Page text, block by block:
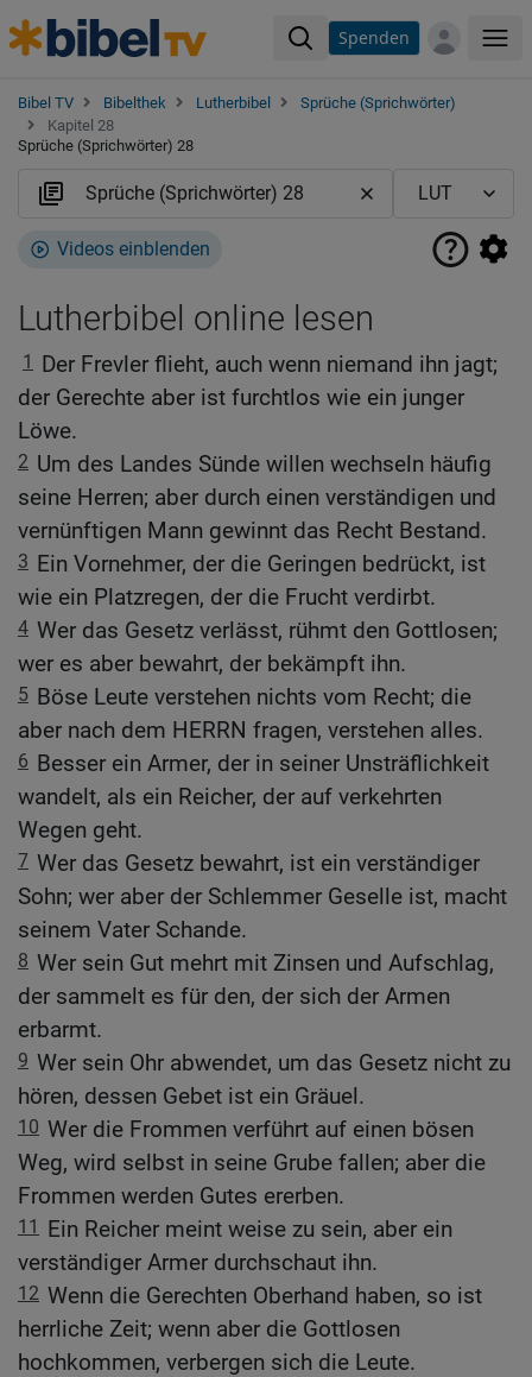
Spenden
Bibel TV Bibelthek Lutherbibel
Sprüche (Sprichwörter)
Kapitel 28
Sprüche (Sprichwörter) 28
Videos einblenden
Lutherbibel online lesen
1 Der Frevler flieht, auch wenn niemand ihn jagt;
der Gerechte aber ist furchtlos wie ein junger
Löwe.
2 Um des Landes Sünde willen wechseln häufig
seine Herren; aber durch einen verständigen und
vernünftigen Mann gewinnt das Recht Bestand.
3 Ein Vornehmer, der die Geringen bedrückt, ist
wie ein Platzregen, der die Frucht verdirbt.
4 Wer das Gesetz verlässt, rühmt den Gottlosen;
wer es aber bewahrt, der bekämpft ihn.
5 Böse Leute verstehen nichts vom Recht; die
aber nach dem HERRN fragen, verstehen alles.
6 Besser ein Armer, der in seiner Unsträflichkeit
wandelt, als ein Reicher, der auf verkehrten
Wegen geht.
7 Wer das Gesetz bewahrt, ist ein verständiger
Sohn; wer aber der Schlemmer Geselle ist, macht
seinem Vater Schande.
8 Wer sein Gut mehrt mit Zinsen und Aufschlag,
der sammelt es für den, der sich der Armen
erbarmt.
9 Wer sein Ohr abwendet, um das Gesetz nicht zu
hören, dessen Gebet ist ein Gräuel.
10 Wer die Frommen verführt auf einen bösen
Weg, wird selbst in seine Grube fallen; aber die
Frommen werden Gutes ererben.
11 Ein Reicher meint weise zu sein, aber ein
verständiger Armer durchschaut ihn.
12 Wenn die Gerechten Oberhand haben, so ist
herrliche Zeit; wenn aber die Gottlosen
hochkommen, verbergen sich die Leute.